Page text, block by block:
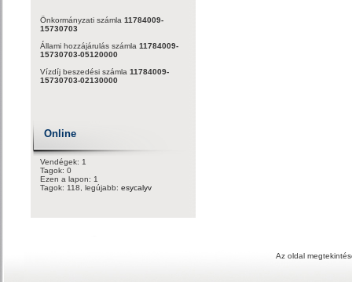
Önkormányzati számla 11784009-
15730703
Állami hozzájárulás számla 11784009-
15730703-05120000
Vízdíj beszedési számla 11784009-
15730703-02130000
Online
Vendégek: 1
Tagok: 0
Ezen a lapon: 1
Tagok: 118, legújabb: esycalyv
Az oldal